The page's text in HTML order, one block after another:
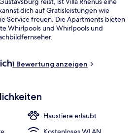
dich auf Gratisleistungen wie
Service freuen. Die Apartments bieten
Whirlpools und Whirlpools und
1 Bewertung anzeigen
Haustiere erlaubt